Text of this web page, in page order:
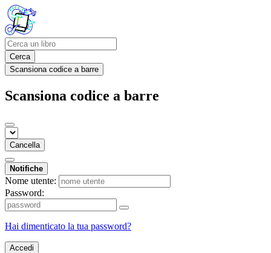
Cerca
Scansiona codice a barre
Scansiona codice a barre
Cancella
Notifiche
Nome utente:
Password:
Hai dimenticato la tua password?
Accedi